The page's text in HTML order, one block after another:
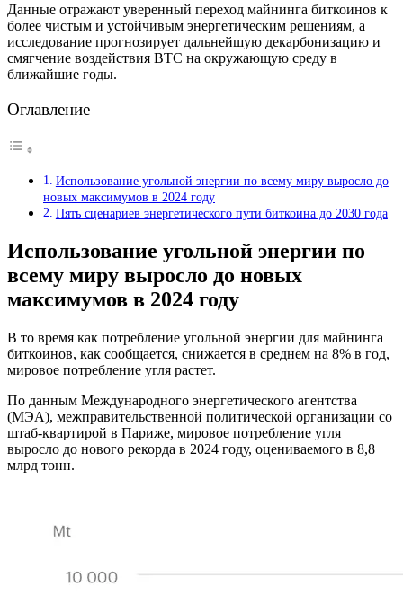
Данные отражают уверенный переход майнинга биткоинов к
более чистым и устойчивым энергетическим решениям, а
исследование прогнозирует дальнейшую декарбонизацию и
смягчение воздействия BTC на окружающую среду в
ближайшие годы.
Оглавление
Использование угольной энергии по всему миру выросло до
новых максимумов в 2024 году
Пять сценариев энергетического пути биткоина до 2030 года
Использование угольной энергии по
всему миру выросло до новых
максимумов в 2024 году
В то время как потребление угольной энергии для майнинга
биткоинов, как сообщается, снижается в среднем на 8% в год,
мировое потребление угля растет.
По данным Международного энергетического агентства
(МЭА), межправительственной политической организации со
штаб-квартирой в Париже, мировое потребление угля
выросло до нового рекорда в 2024 году, оцениваемого в 8,8
млрд тонн.